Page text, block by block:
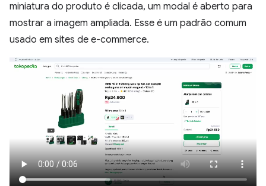
miniatura do produto é clicada, um modal é aberto para
mostrar a imagem ampliada. Esse é um padrão comum
usado em sites de e-commerce.